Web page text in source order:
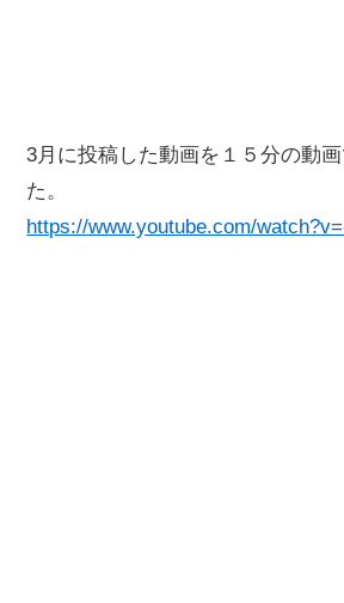
3月に投稿した動画を１５分の動
た。
https://www.youtube.com/